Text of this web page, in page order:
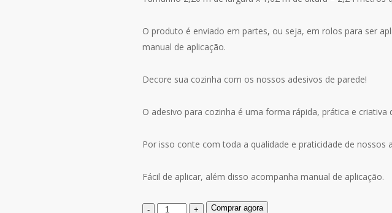
R$119.00.R$110.00.
O produto é enviado em partes, ou seja, em rolos para ser
manual de aplicação.
Decore sua cozinha com os nossos adesivos de parede!
O adesivo para cozinha é uma forma rápida, prática e criativa
Por isso conte com toda a qualidade e praticidade de nossos
Fácil de aplicar, além disso acompanha manual de aplicação.
Quantidade
Comprar agora